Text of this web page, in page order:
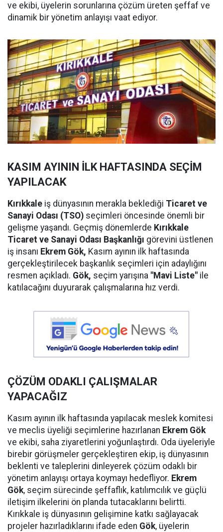
ve ekibi, üyelerin sorunlarına çözüm üreten şeffaf ve
dinamik bir yönetim anlayışı vaat ediyor.
KASIM AYININ İLK HAFTASINDA SEÇİM
YAPILACAK
Kırıkkale iş dünyasının merakla beklediği Ticaret ve
Sanayi Odası (TSO) seçimleri öncesinde önemli bir
gelişme yaşandı. Geçmiş dönemlerde Kırıkkale
Ticaret ve Sanayi Odası Başkanlığı görevini üstlenen
iş insanı Ekrem Gök, Kasım ayının ilk haftasında
gerçekleştirilecek başkanlık seçimleri için adaylığını
resmen açıkladı. Gök, seçim yarışına "Mavi Liste" ile
katılacağını duyurarak çalışmalarına hız verdi.
ÇÖZÜM ODAKLI ÇALIŞMALAR
YAPACAĞIZ
Kasım ayının ilk haftasında yapılacak meslek komitesi
ve meclis üyeliği seçimlerine hazırlanan Ekrem Gök
ve ekibi, saha ziyaretlerini yoğunlaştırdı. Oda üyeleriyle
birebir görüşmeler gerçekleştiren ekip, iş dünyasının
beklenti ve taleplerini dinleyerek çözüm odaklı bir
yönetim anlayışı ortaya koymayı hedefliyor. Ekrem
Gök, seçim sürecinde şeffaflık, katılımcılık ve güçlü
iletişim ilkelerini ön planda tutacaklarını belirtti.
Kırıkkale iş dünyasının gelişimine katkı sağlayacak
projeler hazırladıklarını ifade eden Gök, üyelerin